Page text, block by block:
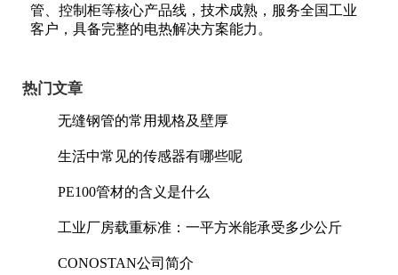
管、控制柜等核心产品线，技术成熟，服务全国工业
客户，具备完整的电热解决方案能力。
热门文章
无缝钢管的常用规格及壁厚
生活中常见的传感器有哪些呢
PE100管材的含义是什么
工业厂房载重标准：一平方米能承受多少公斤
CONOSTAN公司简介